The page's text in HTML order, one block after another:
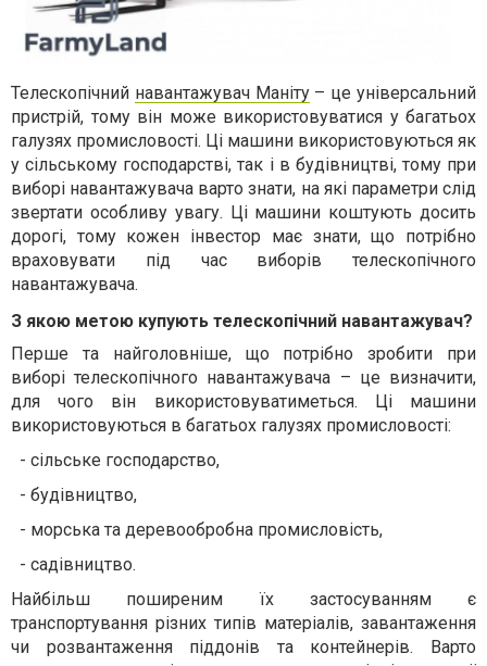
Телескопічний навантажувач Маніту– це універсальний
пристрій, тому він може використовуватися у багатьох
галузях промисловості. Ці машини використовуються як
у сільському господарстві, так і в будівництві, тому при
виборі навантажувача варто знати, на які параметри слід
звертати особливу увагу. Ці машини коштують досить
дорогі, тому кожен інвестор має знати, що потрібно
враховувати під час виборів телескопічного
навантажувача.
З якою метою купують телескопічний навантажувач?
Перше та найголовніше, що потрібно зробити при
виборі телескопічного навантажувача – це визначити,
для чого він використовуватиметься. Ці машини
використовуються в багатьох галузях промисловості:
- сільське господарство,
- будівництво,
- морська та деревообробна промисловість,
- садівництво.
Найбільш поширеним їх застосуванням є
транспортування різних типів матеріалів, завантаження
чи розвантаження піддонів та контейнерів. Варто